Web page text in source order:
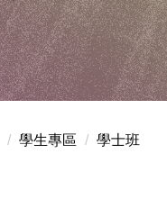
學生專區 學士班